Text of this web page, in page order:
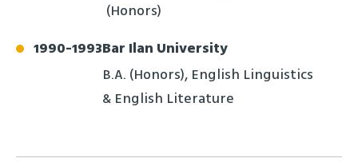
(Honors)
1990-1993Bar Ilan University
B.A. (Honors), English Linguistics
& English Literature